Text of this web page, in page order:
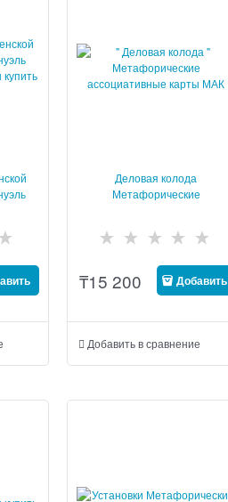
Деловая колода
Метафорические
₸15 200 Добавить
Добавить в сравнение